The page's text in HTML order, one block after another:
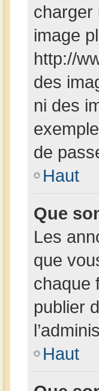
charger
image
http://
des
ni des
de
Haut
Que
Les
que
chaque
publier
Haut